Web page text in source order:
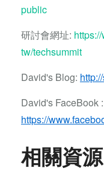
public
研討會網址:
tw/techsummit
David's Blog:
David's FaceBook :
https://
相關資源